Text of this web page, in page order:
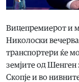
Вицепремиерот и
Николоски
транспортери ќе
земјите од Шенген
Скопје и во